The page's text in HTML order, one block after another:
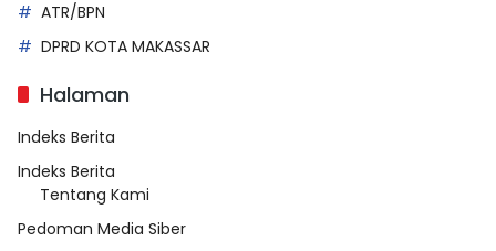
ATR/BPN
DPRD KOTA MAKASSAR
Halaman
Indeks Berita
Indeks Berita
Tentang Kami
Pedoman Media Siber